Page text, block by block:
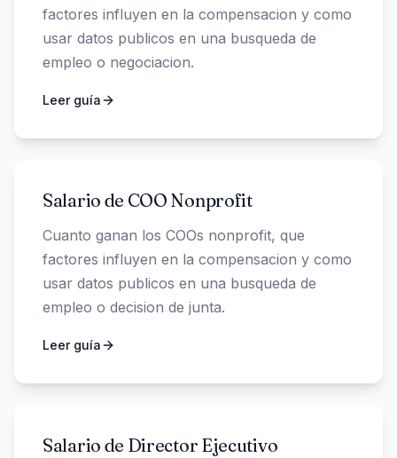
factores influyen en la compensacion y como
usar datos publicos en una busqueda de
empleo o negociacion.
Leer guía
Salario de COO Nonprofit
Cuanto ganan los COOs nonprofit, que
factores influyen en la compensacion y como
usar datos publicos en una busqueda de
empleo o decision de junta.
Leer guía
Salario de Director Ejecutivo